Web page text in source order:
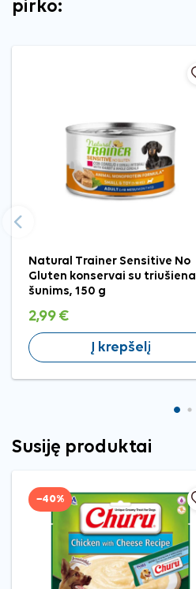
pirko:
Natural Trainer Sensitive No
Gluten konservai su triušiena
šunims, 150 g
2,99 €
Į krepšelį
Ankstesnis
Susiję produktai
−40%